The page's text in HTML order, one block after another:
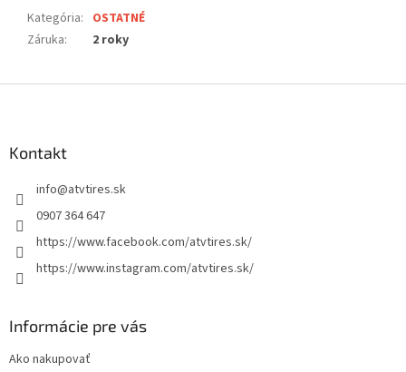
Kategória: OSTATNÉ
Záruka: 2 roky
Kontakt
info@atvtires.sk
0907 364 647
https://www.facebook.com/atvtires.sk/
https://www.instagram.com/atvtires.sk/
Informácie pre vás
Ako nakupovať